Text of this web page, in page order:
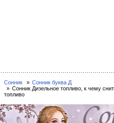
Сонник
Сонник буква Д
Сонник Дизельное топливо, к чему
топливо